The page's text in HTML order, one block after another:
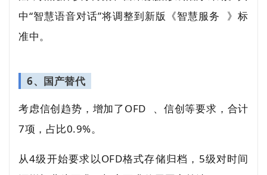
中“智慧语音对话”将调整到新版《智慧服务
》标
准中。
6、国产替代
考虑信创趋势，增加了OFD
、信创等要求，合计
7项，占比0.9%。
从4级开始要求以OFD格式存储归档，5级对时间